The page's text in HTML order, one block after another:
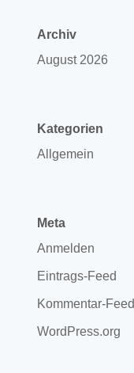
Archiv
August 2026
Kategorien
Allgemein
Meta
Anmelden
Eintrags-Feed
Kommentar-Feed
WordPress.org